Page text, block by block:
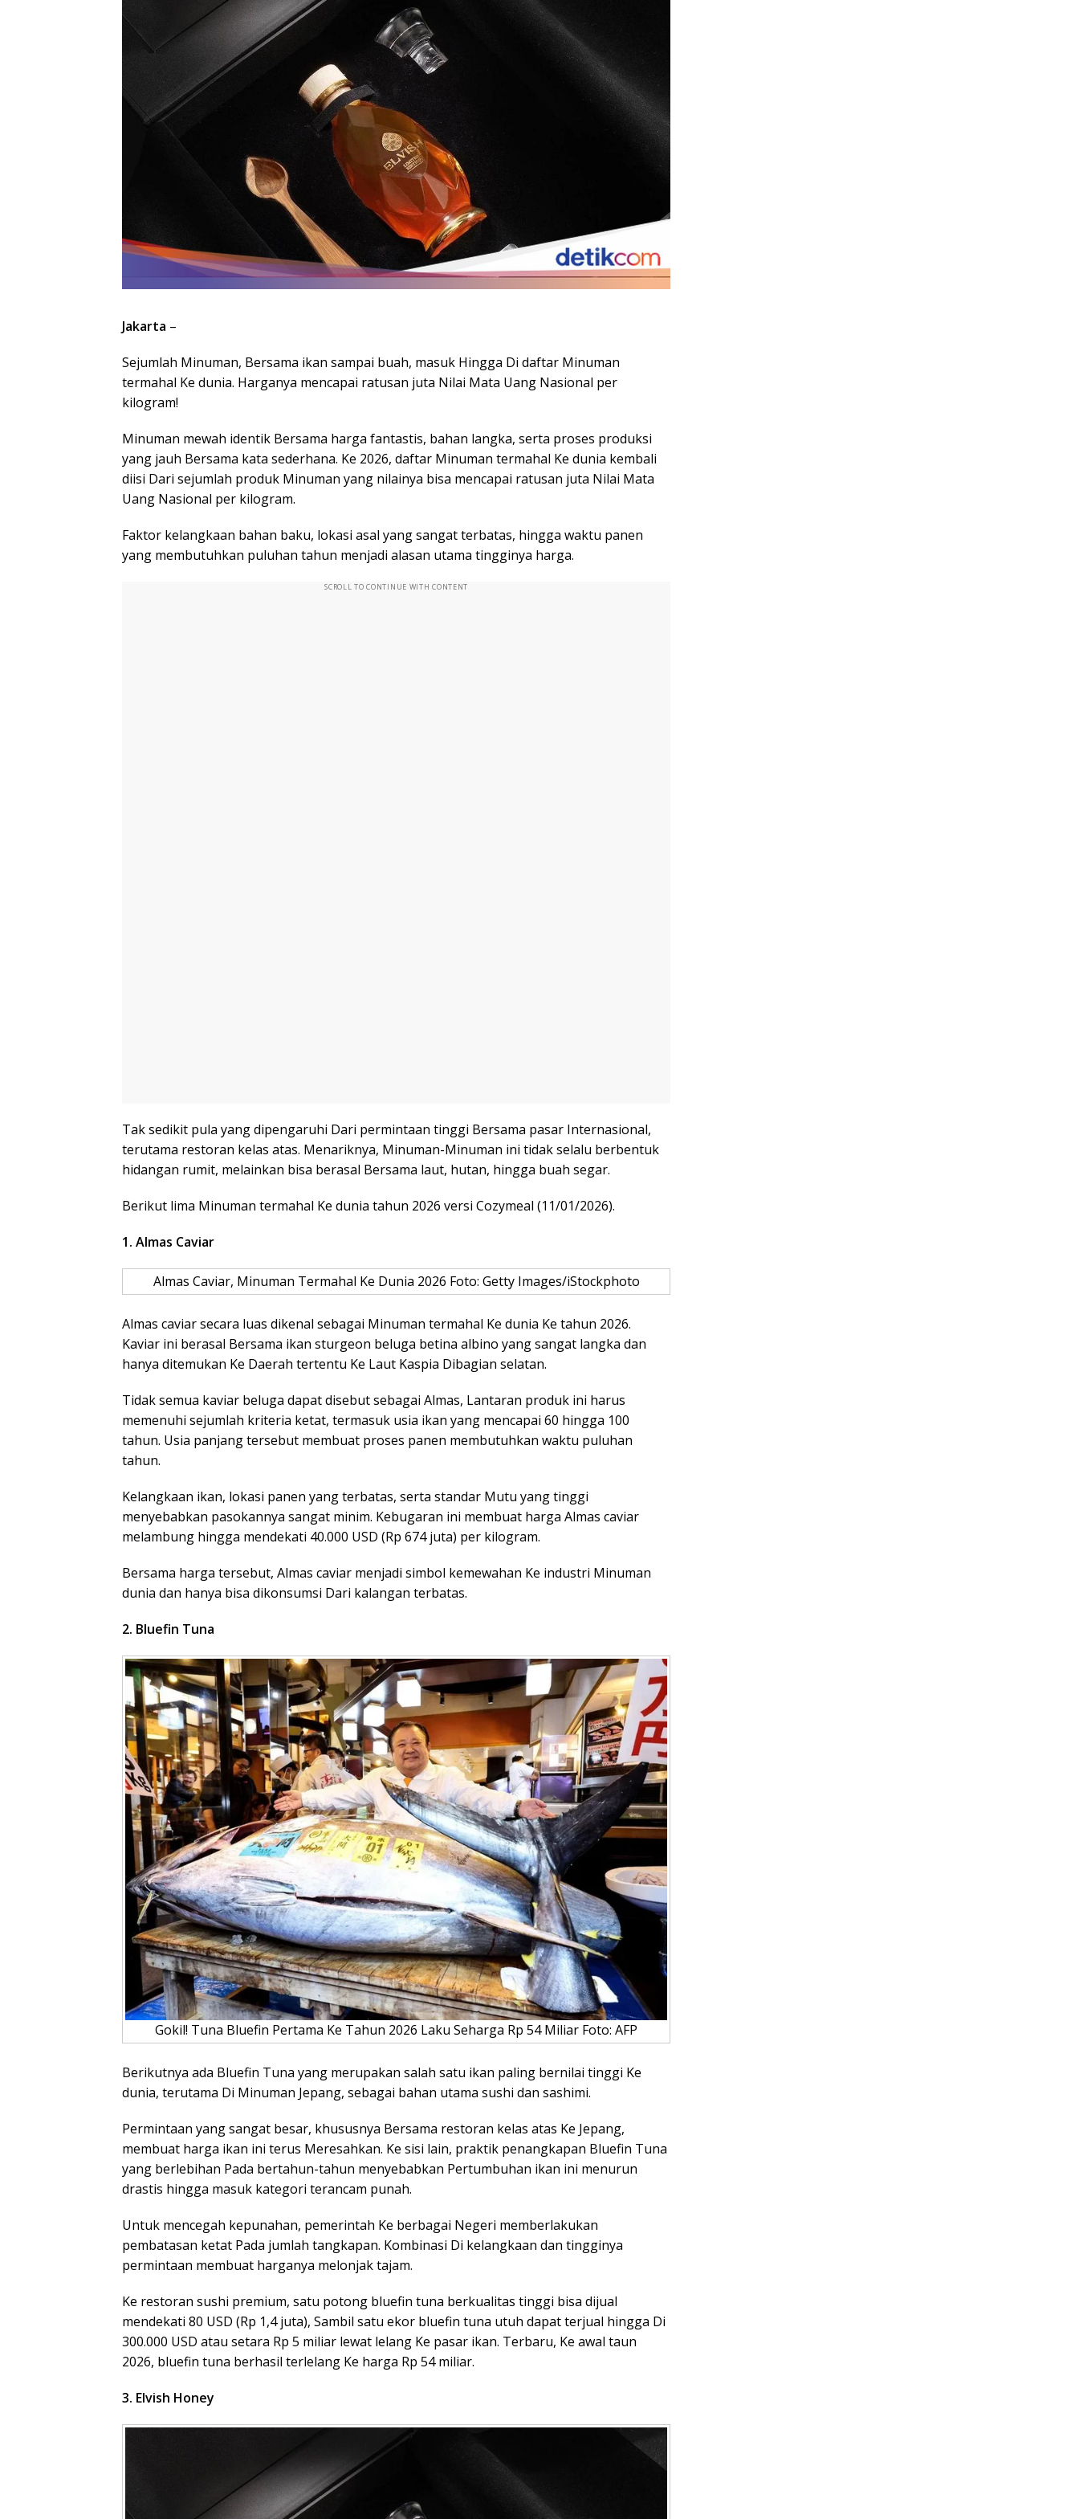
Jakarta –
Sejumlah Minuman, Bersama ikan sampai buah, masuk Hingga Di daftar Minuman
termahal Ke dunia. Harganya mencapai ratusan juta Nilai Mata Uang Nasional per
kilogram!
Minuman mewah identik Bersama harga fantastis, bahan langka, serta proses produksi
yang jauh Bersama kata sederhana. Ke 2026, daftar Minuman termahal Ke dunia kembali
diisi Dari sejumlah produk Minuman yang nilainya bisa mencapai ratusan juta Nilai Mata
Uang Nasional per kilogram.
Faktor kelangkaan bahan baku, lokasi asal yang sangat terbatas, hingga waktu panen
yang membutuhkan puluhan tahun menjadi alasan utama tingginya harga.
SCROLL TO CONTINUE WITH CONTENT
Tak sedikit pula yang dipengaruhi Dari permintaan tinggi Bersama pasar Internasional,
terutama restoran kelas atas. Menariknya, Minuman-Minuman ini tidak selalu berbentuk
hidangan rumit, melainkan bisa berasal Bersama laut, hutan, hingga buah segar.
Berikut lima Minuman termahal Ke dunia tahun 2026 versi Cozymeal (11/01/2026).
1. Almas Caviar
Almas Caviar, Minuman Termahal Ke Dunia 2026 Foto: Getty Images/iStockphoto
Almas caviar secara luas dikenal sebagai Minuman termahal Ke dunia Ke tahun 2026.
Kaviar ini berasal Bersama ikan sturgeon beluga betina albino yang sangat langka dan
hanya ditemukan Ke Daerah tertentu Ke Laut Kaspia Dibagian selatan.
Tidak semua kaviar beluga dapat disebut sebagai Almas, Lantaran produk ini harus
memenuhi sejumlah kriteria ketat, termasuk usia ikan yang mencapai 60 hingga 100
tahun. Usia panjang tersebut membuat proses panen membutuhkan waktu puluhan
tahun.
Kelangkaan ikan, lokasi panen yang terbatas, serta standar Mutu yang tinggi
menyebabkan pasokannya sangat minim. Kebugaran ini membuat harga Almas caviar
melambung hingga mendekati 40.000 USD (Rp 674 juta) per kilogram.
Bersama harga tersebut, Almas caviar menjadi simbol kemewahan Ke industri Minuman
dunia dan hanya bisa dikonsumsi Dari kalangan terbatas.
2. Bluefin Tuna
Gokil! Tuna Bluefin Pertama Ke Tahun 2026 Laku Seharga Rp 54 Miliar Foto: AFP
Berikutnya ada Bluefin Tuna yang merupakan salah satu ikan paling bernilai tinggi Ke
dunia, terutama Di Minuman Jepang, sebagai bahan utama sushi dan sashimi.
Permintaan yang sangat besar, khususnya Bersama restoran kelas atas Ke Jepang,
membuat harga ikan ini terus Meresahkan. Ke sisi lain, praktik penangkapan Bluefin Tuna
yang berlebihan Pada bertahun-tahun menyebabkan Pertumbuhan ikan ini menurun
drastis hingga masuk kategori terancam punah.
Untuk mencegah kepunahan, pemerintah Ke berbagai Negeri memberlakukan
pembatasan ketat Pada jumlah tangkapan. Kombinasi Di kelangkaan dan tingginya
permintaan membuat harganya melonjak tajam.
Ke restoran sushi premium, satu potong bluefin tuna berkualitas tinggi bisa dijual
mendekati 80 USD (Rp 1,4 juta), Sambil satu ekor bluefin tuna utuh dapat terjual hingga Di
300.000 USD atau setara Rp 5 miliar lewat lelang Ke pasar ikan. Terbaru, Ke awal taun
2026, bluefin tuna berhasil terlelang Ke harga Rp 54 miliar.
3. Elvish Honey